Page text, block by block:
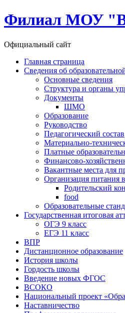
Филиал МОУ
Официальный сайт
Главная страница
Сведения об
Основные сведения
Структура и органы
Документы
ШМО
Образование
Руководство
Педагогический состав
Материально-
Платные
Финансово-
Вакантные места для
Организация питания
Родительский
food
Образовательные
Государственная итоговая
ОГЭ 9 класс
ЕГЭ 11 класс
ВПР
Дистанционное образование
История школы
Гордость школы
Введение новых ФГОС
ВСОКО
Национальный проект
Наставничество